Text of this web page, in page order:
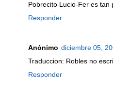
Pobrecito Lucio-Fer es tan
Responder
Anónimo diciembre 05,
Traduccion: Robles no
Responder